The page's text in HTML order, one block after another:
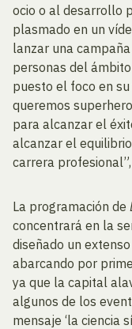
ocio o al desarrollo
plasmado en un
lanzar una
personas del
puesto el foco en
queremos
para alcanzar el
alcanzar el
carrera
La programación de
concentrará en la
diseñado un
abarcando por
ya que la capital
algunos de los
mensaje ‘la ciencia